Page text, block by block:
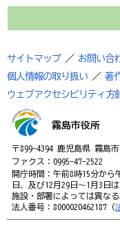
サイトマップ ／ お問い合
個人情報の取り扱い
／ 著
ウェブアクセシビリティ方
霧島市役所
〒899-4394 鹿児島県 霧島
ファクス：0995-47-2522
開庁時間：午前8時15分か
日、及び12月29日～1月3日は
施設・部署によっては異なる
法人番号：8000020462187（